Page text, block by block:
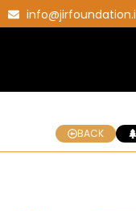
BACK